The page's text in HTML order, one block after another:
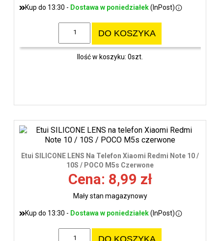
Kup do 13:30 - Dostawa w poniedziałek(InPost)
DO KOSZYKA
Ilość w koszyku: 0szt.
Etui SILICONE LENS Na Telefon Xiaomi Redmi Note 10 /
10S / POCO M5s Czerwone
Cena: 8,99 zł
Mały stan magazynowy
Kup do 13:30 - Dostawa w poniedziałek(InPost)